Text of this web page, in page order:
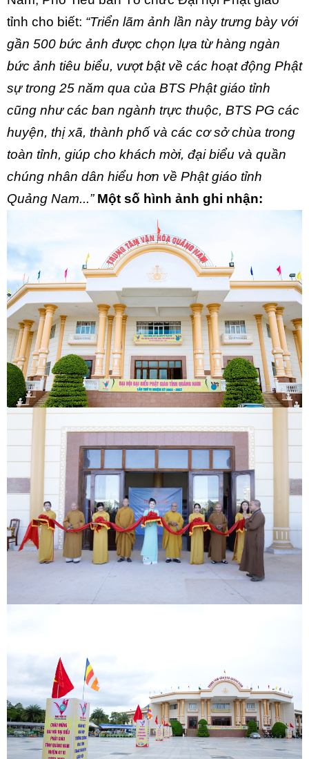
tỉnh cho biết: “Triển lãm ảnh lần này trưng bày với
gần 500 bức ảnh được chọn lựa từ hàng ngàn
bức ảnh tiêu biểu, vượt bật về các hoạt động Phật
sự trong 25 năm qua của BTS Phật giáo tỉnh
cũng như các ban ngành trực thuộc, BTS PG các
huyện, thị xã, thành phố và các cơ sở chùa trong
toàn tỉnh, giúp cho khách mời, đại biểu và quần
chúng nhân dân hiểu hơn về Phật giáo tỉnh
Quảng Nam...” Một số hình ảnh ghi nhận: